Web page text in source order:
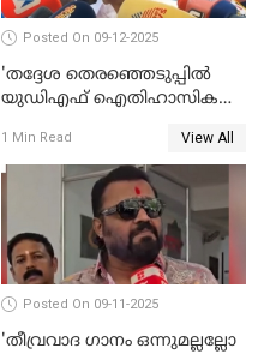
Posted On 09-12-2025
'തദ്ദേശ തെരഞ്ഞെടുപ്പില്‍
യുഡിഎഫ് ഐതിഹാസിക
സതീശന്‍ WATCH VIDEO
1 Min Read View All
Posted On 09-11-2025
'തീവ്രവാദ ഗാനം ഒന്നുമല്ലല്ലോ